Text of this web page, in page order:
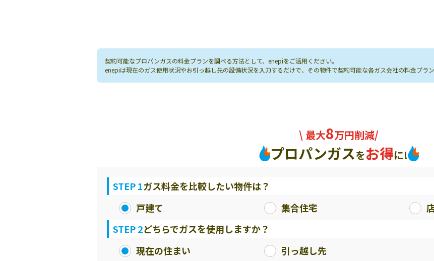
契約可能なプロパンガスの料金プランを調べる方法として、enepiをご活用ください。
enepiは現在のガス使用状況やお引っ越し先の設備状況を入力するだけで、その物件で契約可能な各ガス会社の料金プラ
\ 最大8万円削減/
プロパンガスをお得に!
STEP 1ガス料金を比較したい物件は？
戸建て
集合住宅
STEP 2どちらでガスを使用しますか？
現在の住まい
引っ越し先